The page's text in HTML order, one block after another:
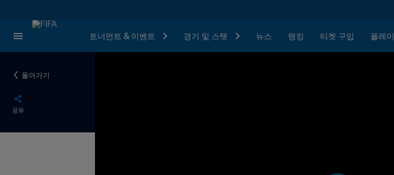
토너먼트 & 이벤트 경기 및 스텟 뉴스 랭킹 티켓 구입 플레이
돌아가기
공유